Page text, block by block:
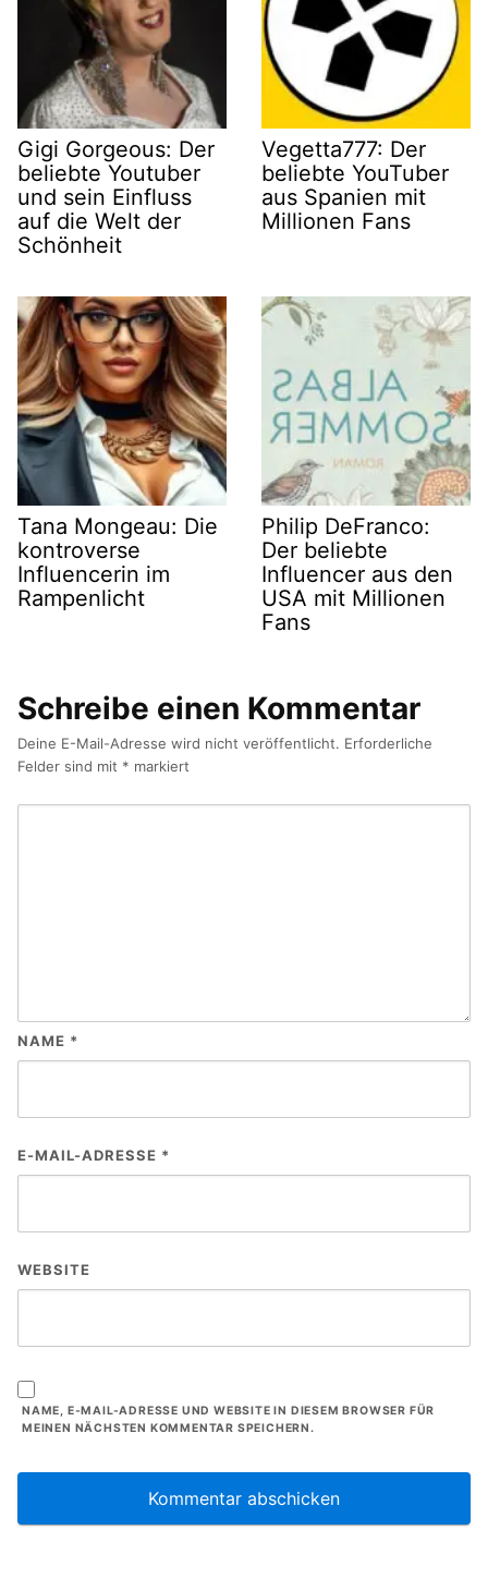
Gigi Gorgeous: Der
beliebte Youtuber
und sein Einfluss
auf die Welt der
Schönheit
Vegetta777: Der
beliebte YouTuber
aus Spanien mit
Millionen Fans
Tana Mongeau: Die
kontroverse
Influencerin im
Rampenlicht
Philip DeFranco:
Der beliebte
Influencer aus den
USA mit Millionen
Fans
Schreibe einen Kommentar
Deine E-Mail-Adresse wird nicht veröffentlicht. Erforderliche
Felder sind mit * markiert
NAME *
E-MAIL-ADRESSE *
WEBSITE
NAME, E-MAIL-ADRESSE UND WEBSITE IN DIESEM BROWSER FÜR
MEINEN NÄCHSTEN KOMMENTAR SPEICHERN.